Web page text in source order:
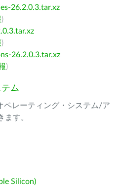
26.2.0.3.tar.xz
)
)
26.2.0.3.tar.xz
)
ム
ペレーティング・システム/ア
ます。
Silicon)